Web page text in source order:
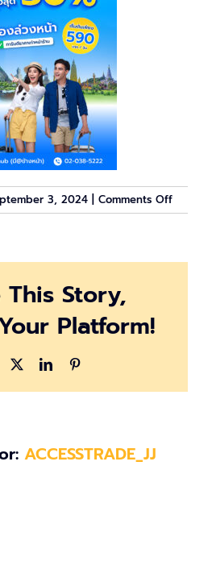
3, 2024 Comments Offon
This Story,
Platform!
Facebook LinkedIn
ACCESSTRADE_JJ